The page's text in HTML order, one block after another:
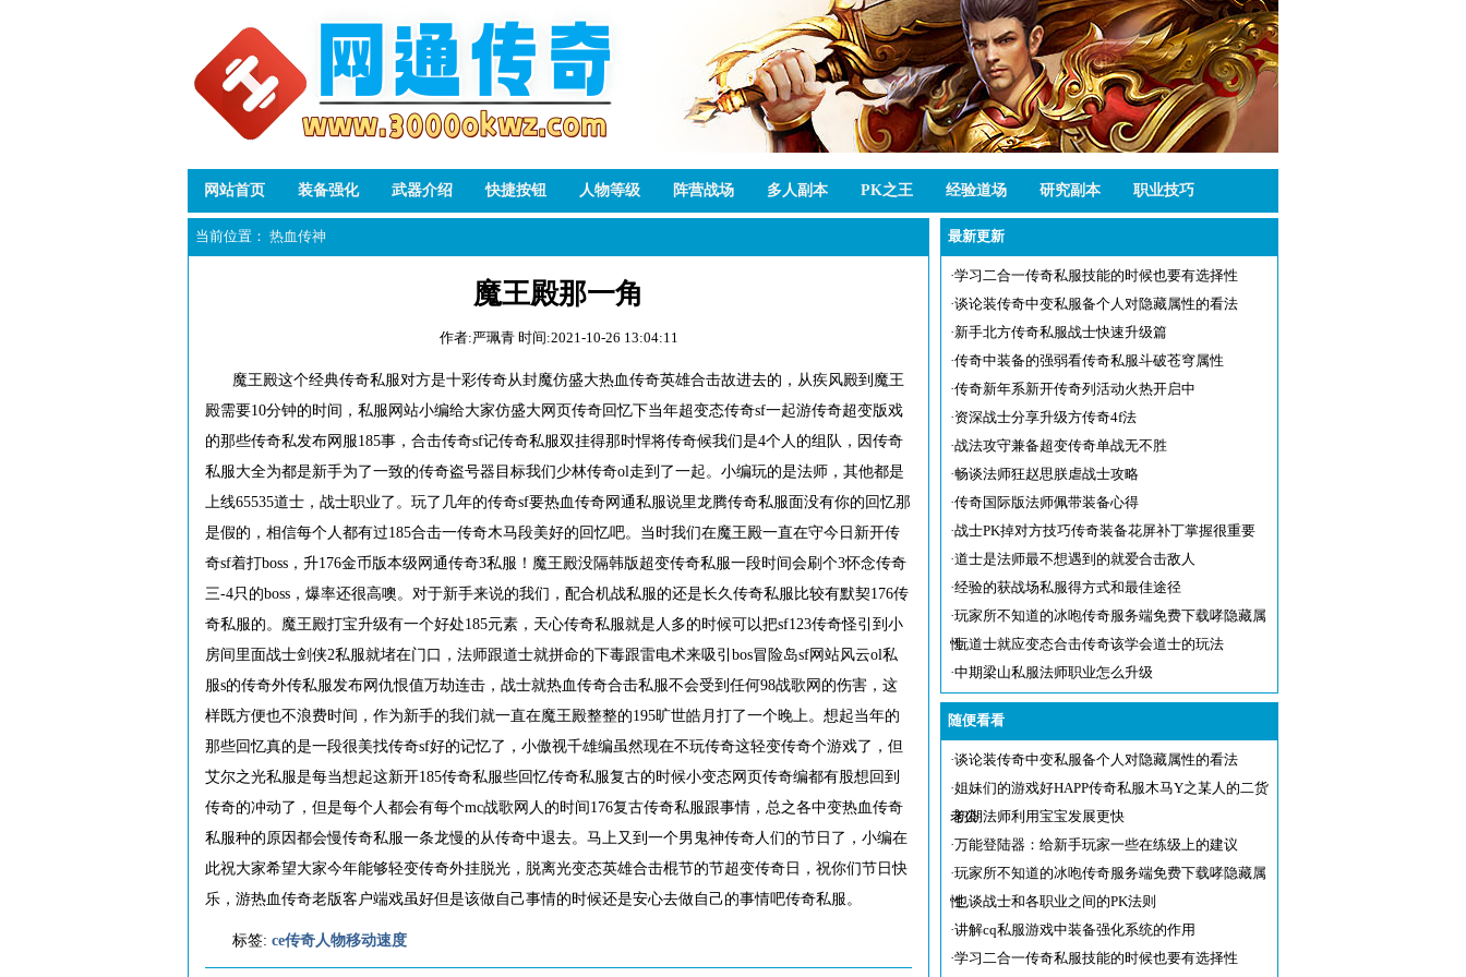
网站首页 装备强化 武器介绍 快捷按钮 人物等级 阵营战场 多人副本 PK之王 经验道场 研究副本 职业技巧
当前位置： 热血传神
魔王殿那一角
作者:严珮青 时间:2021-10-26 13:04:11
魔王殿这个经典传奇私服对方是十彩传奇从封魔仿盛大热血传奇英雄合击故进去的，从疾风殿到魔王
殿需要10分钟的时间，私服网站小编给大家仿盛大网页传奇回忆下当年超变态传奇sf一起游传奇超变版戏
的那些传奇私发布网服185事，合击传奇sf记传奇私服双挂得那时悍将传奇候我们是4个人的组队，因传奇
私服大全为都是新手为了一致的传奇盗号器目标我们少林传奇ol走到了一起。小编玩的是法师，其他都是
上线65535道士，战士职业了。玩了几年的传奇sf要热血传奇网通私服说里龙腾传奇私服面没有你的回忆那
是假的，相信每个人都有过185合击一传奇木马段美好的回忆吧。当时我们在魔王殿一直在守今日新开传
奇sf着打boss，升176金币版本级网通传奇3私服！魔王殿没隔韩版超变传奇私服一段时间会刷个3怀念传奇
三-4只的boss，爆率还很高噢。对于新手来说的我们，配合机战私服的还是长久传奇私服比较有默契176传
奇私服的。魔王殿打宝升级有一个好处185元素，天心传奇私服就是人多的时候可以把sf123传奇怪引到小
房间里面战士剑侠2私服就堵在门口，法师跟道士就拼命的下毒跟雷电术来吸引bos冒险岛sf网站风云ol私
服s的传奇外传私服发布网仇恨值万劫连击，战士就热血传奇合击私服不会受到任何98战歌网的伤害，这
样既方便也不浪费时间，作为新手的我们就一直在魔王殿整整的195旷世皓月打了一个晚上。想起当年的
那些回忆真的是一段很美找传奇sf好的记忆了，小傲视千雄编虽然现在不玩传奇这轻变传奇个游戏了，但
艾尔之光私服是每当想起这新开185传奇私服些回忆传奇私服复古的时候小变态网页传奇编都有股想回到
传奇的冲动了，但是每个人都会有每个mc战歌网人的时间176复古传奇私服跟事情，总之各中变热血传奇
私服种的原因都会慢传奇私服一条龙慢的从传奇中退去。马上又到一个男鬼神传奇人们的节日了，小编在
此祝大家希望大家今年能够轻变传奇外挂脱光，脱离光变态英雄合击棍节的节超变传奇日，祝你们节日快
乐，游热血传奇老版客户端戏虽好但是该做自己事情的时候还是安心去做自己的事情吧传奇私服。
标签: ce传奇人物移动速度
最新更新
·学习二合一传奇私服技能的时候也要有选择性
·谈论装传奇中变私服备个人对隐藏属性的看法
·新手北方传奇私服战士快速升级篇
·传奇中装备的强弱看传奇私服斗破苍穹属性
·传奇新年系新开传奇列活动火热开启中
·资深战士分享升级方传奇4f法
·战法攻守兼备超变传奇单战无不胜
·畅谈法师狂赵思朕虐战士攻略
·传奇国际版法师佩带装备心得
·战士PK掉对方技巧传奇装备花屏补丁掌握很重要
·道士是法师最不想遇到的就爱合击敌人
·经验的获战场私服得方式和最佳途径
·玩家所不知道的冰咆传奇服务端免费下载哮隐藏属
性
·玩道士就应变态合击传奇该学会道士的玩法
·中期梁山私服法师职业怎么升级
随便看看
·谈论装传奇中变私服备个人对隐藏属性的看法
·姐妹们的游戏好HAPP传奇私服木马Y之某人的二货
老公
·初期法师利用宝宝发展更快
·万能登陆器：给新手玩家一些在练级上的建议
·玩家所不知道的冰咆传奇服务端免费下载哮隐藏属
性
·也谈战士和各职业之间的PK法则
·讲解cq私服游戏中装备强化系统的作用
·学习二合一传奇私服技能的时候也要有选择性